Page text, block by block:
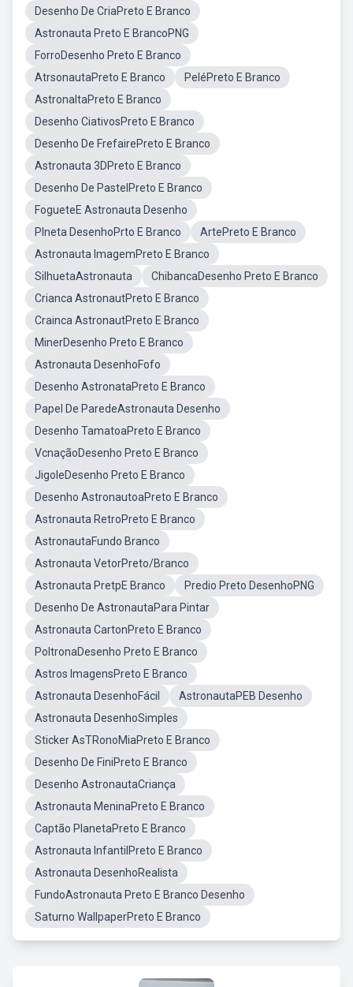
Desenho De CriaPreto E Branco
Astronauta Preto E BrancoPNG
ForroDesenho Preto E Branco
AtrsonautaPreto E Branco
PeléPreto E Branco
AstronaltaPreto E Branco
Desenho CiativosPreto E Branco
Desenho De FrefairePreto E Branco
Astronauta 3DPreto E Branco
Desenho De PastelPreto E Branco
FogueteE Astronauta Desenho
Plneta DesenhoPrto E Branco
ArtePreto E Branco
Astronauta ImagemPreto E Branco
SilhuetaAstronauta
ChibancaDesenho Preto E Branco
Crianca AstronautPreto E Branco
Crainca AstronautPreto E Branco
MinerDesenho Preto E Branco
Astronauta DesenhoFofo
Desenho AstronataPreto E Branco
Papel De ParedeAstronauta Desenho
Desenho TamatoaPreto E Branco
VcnaçãoDesenho Preto E Branco
JigoleDesenho Preto E Branco
Desenho AstronautoaPreto E Branco
Astronauta RetroPreto E Branco
AstronautaFundo Branco
Astronauta VetorPreto/Branco
Astronauta PretpE Branco
Predio Preto DesenhoPNG
Desenho De AstronautaPara Pintar
Astronauta CartonPreto E Branco
PoltronaDesenho Preto E Branco
Astros ImagensPreto E Branco
Astronauta DesenhoFácil
AstronautaPEB Desenho
Astronauta DesenhoSimples
Sticker AsTRonoMiaPreto E Branco
Desenho De FiniPreto E Branco
Desenho AstronautaCriança
Astronauta MeninaPreto E Branco
Captão PlanetaPreto E Branco
Astronauta InfantilPreto E Branco
Astronauta DesenhoRealista
FundoAstronauta Preto E Branco Desenho
Saturno WallpaperPreto E Branco